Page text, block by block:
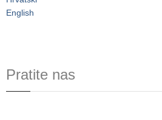
English
Pratite nas